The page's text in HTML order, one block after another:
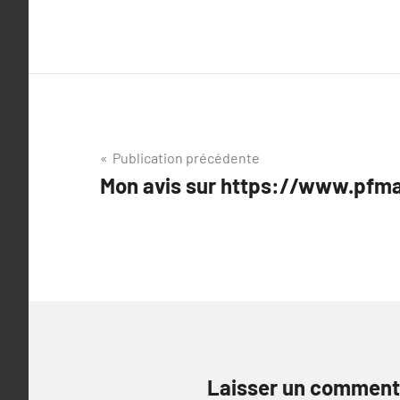
Navigation
de
Publication précédente
Mon avis sur https://
Laisser un